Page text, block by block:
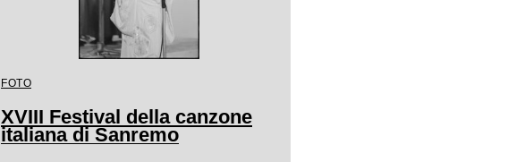
FOTO
XVIII Festival della canzone
italiana di Sanremo